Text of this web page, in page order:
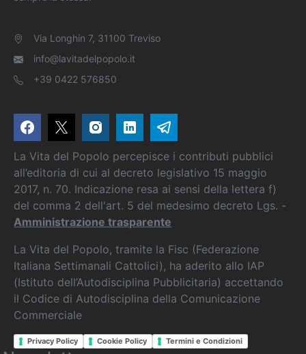
Via Longhin 7, 31100 Treviso
info@lavitadelpopolo.it
+39 0422 576850
La Vita del Popolo percepisce i contributi pubblici
all’editoria di cui al decreto legislativo 15 maggio
2017, n. 70. Indicazione resa ai sensi della lettera f)
del comma 2 dell'art. 5 del medesimo decreto Lgs. -
Amministrazione trasparente
La Vita del Popolo, tramite la Fisc (Federazione
Italiana Settimanali Cattolici), ha aderito allo IAP
(Istituto dell’Autodisciplina Pubblicitaria) accettando
il Codice di Autodisciplina della Comunicazione
Commerciale
Privacy Policy Cookie Policy Termini e Condizioni